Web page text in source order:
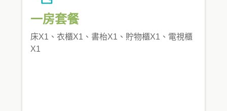
一房套餐
床X1、衣櫃X1、書枱X1、貯物櫃X1、電視櫃
X1